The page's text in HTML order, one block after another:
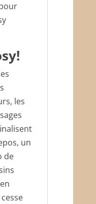
les
un
de